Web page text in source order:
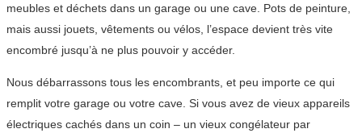
meubles et déchets dans un garage ou une cave. Pots de peinture,
mais aussi jouets, vêtements ou vélos, l’espace devient très vite
encombré jusqu’à ne plus pouvoir y accéder.
Nous débarrassons tous les encombrants, et peu importe ce qui
remplit votre garage ou votre cave. Si vous avez de vieux appareils
électriques cachés dans un coin – un vieux congélateur par